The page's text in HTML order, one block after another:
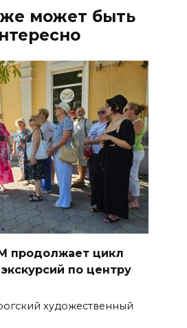
может быть
продолжает цикл
по центру
художественный